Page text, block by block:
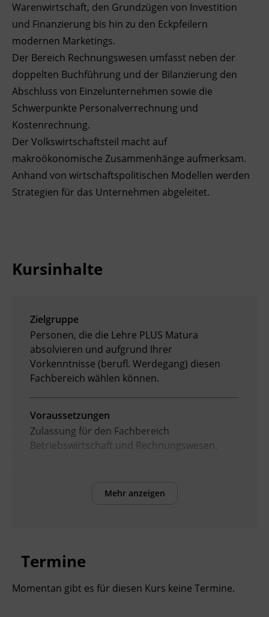
Ingenieurzertifizierung
Deutsch und Integration
Akademisches Studienzentrum
Digitales Lernen
BFI Reutte
BFI Schwaz
Warenwirtschaft, den Grundzügen von Investition
und Finanzierung bis hin zu den Eckpfeilern
modernen Marketings.
Der Bereich Rechnungswesen umfasst neben der
doppelten Buchführung und der Bilanzierung den
Abschluss von Einzelunternehmen sowie die
Schwerpunkte Personalverrechnung und
Kostenrechnung.
Der Volkswirtschaftsteil macht auf
makroökonomische Zusammenhänge aufmerksam.
Anhand von wirtschaftspolitischen Modellen werden
Strategien für das Unternehmen abgeleitet.
Kursinhalte
Zielgruppe
Personen, die die Lehre PLUS Matura
absolvieren und aufgrund Ihrer
Vorkenntnisse (berufl. Werdegang) diesen
Fachbereich wählen können.
Voraussetzungen
Zulassung für den Fachbereich
Betriebswirtschaft und Rechnungswesen.
PräsenzunterrichtMehr anzeigen
Termine
Momentan gibt es für diesen Kurs keine Termine.